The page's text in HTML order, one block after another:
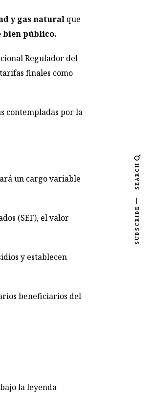
y gas natural que
bien público.
Regulador del
finales como
contempladas por la
un cargo variable
(SEF), el valor
y establecen
beneficiarios del
la leyenda
SEARCH
SUBSCRIBE